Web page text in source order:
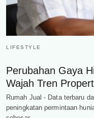
LIFESTYLE
Perubahan Gaya
Wajah Tren
Rumah Jual - Data terbaru
peningkatan permintaan